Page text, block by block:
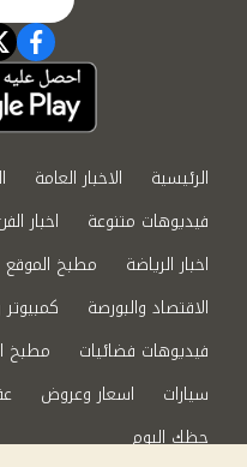
الرئيسية الاخبار العامة
فيديوهات متنوعة
اخبار
اخبار الرياضة
مطبخ الموقع
الاقتصاد والبورصة
فيديوهات فضائيات
مطبخ
سيارات
اسعار وعروض
حظك اليوم